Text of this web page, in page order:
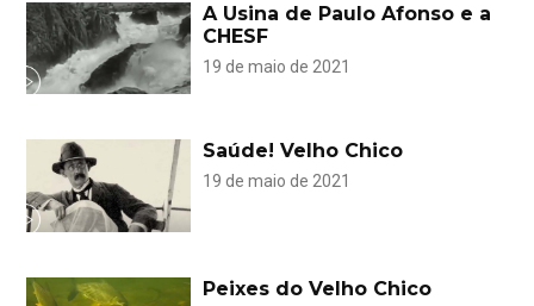
A Usina de Paulo Afonso e a
CHESF
19 de maio de 2021
Saúde! Velho Chico
19 de maio de 2021
Peixes do Velho Chico